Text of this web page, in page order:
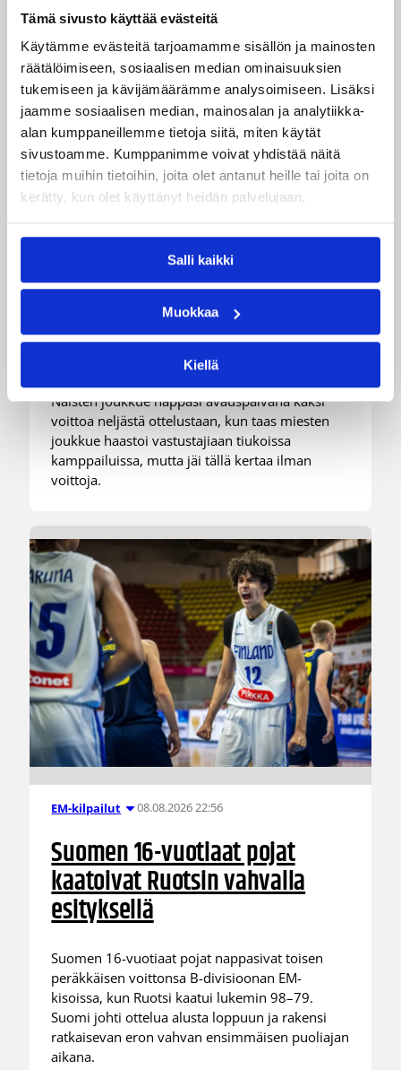
Tämä sivusto käyttää evästeitä
Käytämme evästeitä tarjoamamme sisällön ja mainosten
räätälöimiseen, sosiaalisen median ominaisuuksien
tukemiseen ja kävijämäärämme analysoimiseen. Lisäksi
jaamme sosiaalisen median, mainosalan ja analytiikka-
alan kumppaneillemme tietoja siitä, miten käytät
sivustoamme. Kumppanimme voivat yhdistää näitä
tietoja muihin tietoihin, joita olet antanut heille tai joita on
kerätty, kun olet käyttänyt heidän palvelujaan.
Salli kaikki
Muokkaa
Kiellä
Suomea edustavat 3×3-
joukkueet aloittivat Nordic Cup
-urakkansa Kööpenhaminassa
Naisten joukkue nappasi avauspäivänä kaksi
voittoa neljästä ottelustaan, kun taas miesten
joukkue haastoi vastustajiaan tiukoissa
kamppailuissa, mutta jäi tällä kertaa ilman
voittoja.
EM-kilpailut 08.08.2026 22:56
Suomen 16-vuotiaat pojat
kaatoivat Ruotsin vahvalla
esityksellä
Suomen 16-vuotiaat pojat nappasivat toisen
peräkkäisen voittonsa B-divisioonan EM-
kisoissa, kun Ruotsi kaatui lukemin 98–79.
Suomi johti ottelua alusta loppuun ja rakensi
ratkaisevan eron vahvan ensimmäisen puoliajan
aikana.